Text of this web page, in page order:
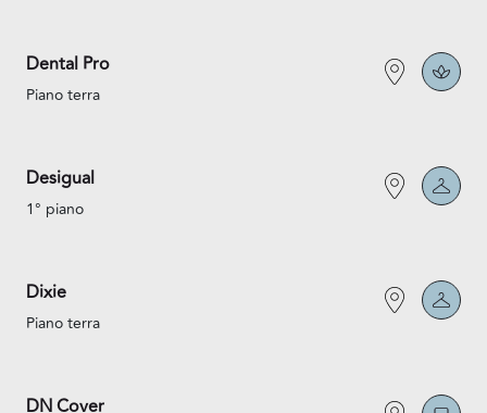
Dental Pro
Piano terra
Desigual
1° piano
Dixie
Piano terra
DN Cover